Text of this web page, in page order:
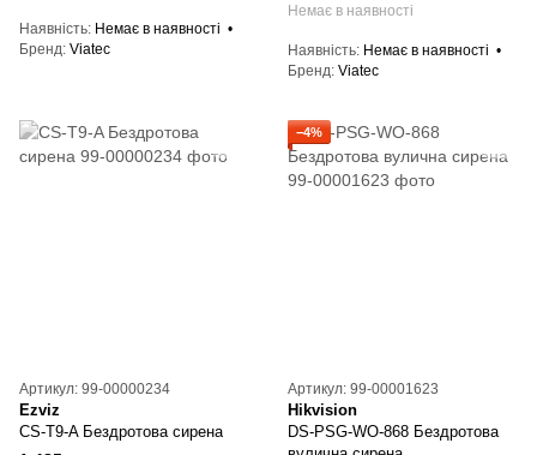
Наявність Немає в наявності
Бренд Viatec
Немає в наявності
Наявність Немає в наявності
Бренд Viatec
Артикул: 99-00000234
Ezviz
CS-T9-A Бездротова сирена
−4%
Артикул: 99-00001623
Hikvision
DS-PSG-WO-868 Бездротова